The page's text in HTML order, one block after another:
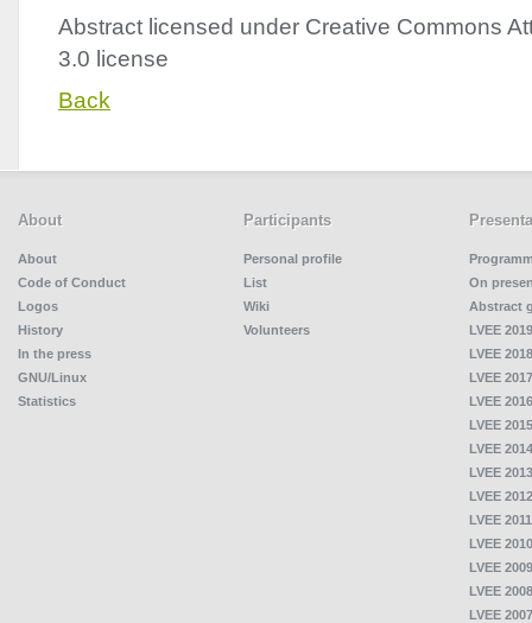
Abstract licensed under Creative Commons
3.0 license
Back
About
About
Code of Conduct
Logos
History
In the press
GNU/Linux
Statistics
Participants
Personal profile
List
Wiki
Volunteers
On
Abstract
LVEE
LVEE
LVEE
LVEE
LVEE
LVEE
LVEE
LVEE
LVEE
LVEE
LVEE
LVEE
LVEE